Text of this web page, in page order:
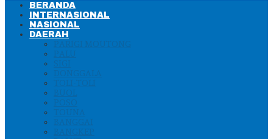
BERANDA
INTERNASIONAL
NASIONAL
DAERAH
PARIGI MOUTONG
PALU
SIGI
DONGGALA
TOLI-TOLI
BUOL
POSO
TOUNA
BANGGAI
BANGKEP